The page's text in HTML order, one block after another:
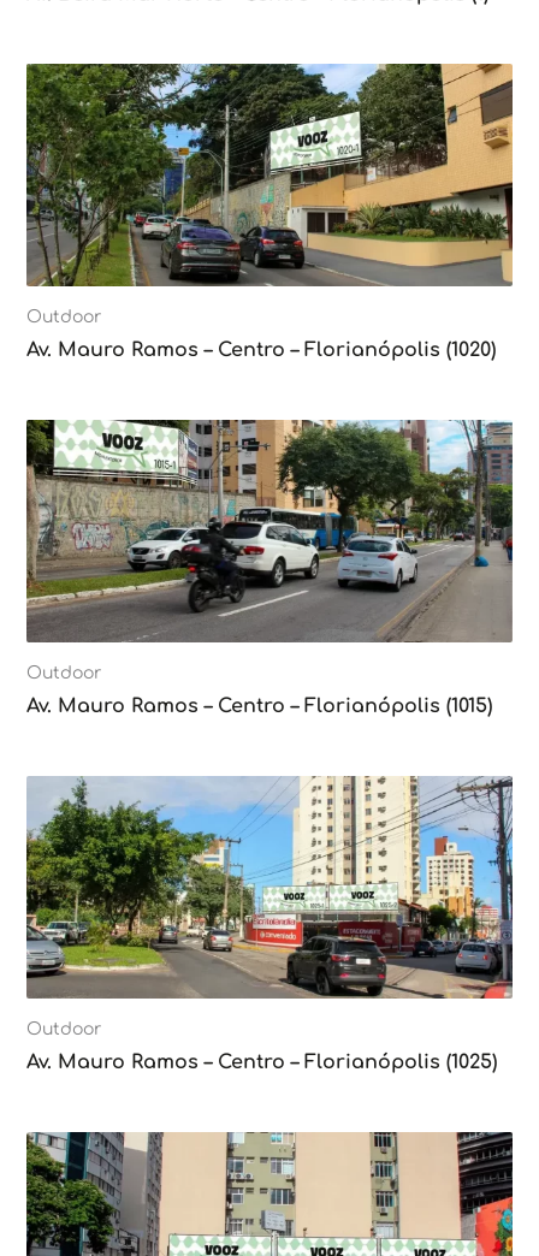
Outdoor
Av. Mauro Ramos – Centro – Florianópolis (1020)
Outdoor
Av. Mauro Ramos – Centro – Florianópolis (1015)
Outdoor
Av. Mauro Ramos – Centro – Florianópolis (1025)